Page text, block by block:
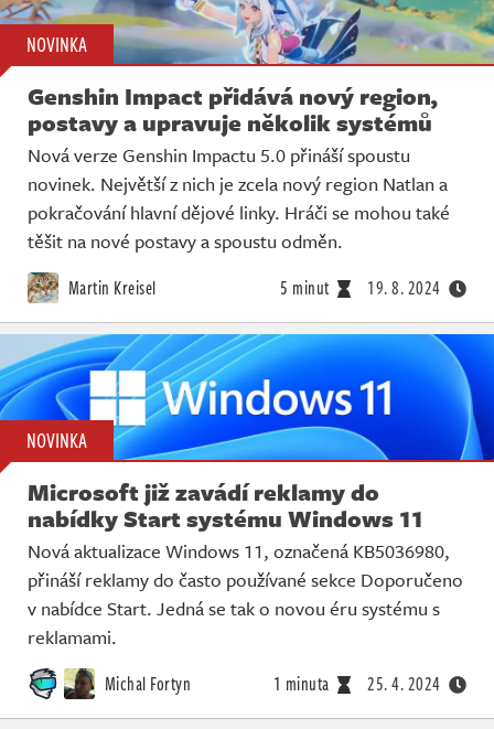
NOVINKA
Genshin Impact přidává nový region,
postavy a upravuje několik systémů
Nová verze Genshin Impactu 5.0 přináší spoustu
novinek. Největší z nich je zcela nový region Natlan a
pokračování hlavní dějové linky. Hráči se mohou také
těšit na nové postavy a spoustu odměn.
Martin Kreisel 5 minut 19. 8. 2024
NOVINKA
Microsoft již zavádí reklamy do
nabídky Start systému Windows 11
Nová aktualizace Windows 11, označená KB5036980,
přináší reklamy do často používané sekce Doporučeno
v nabídce Start. Jedná se tak o novou éru systému s
reklamami.
Michal Fortyn 1 minuta 25. 4. 2024